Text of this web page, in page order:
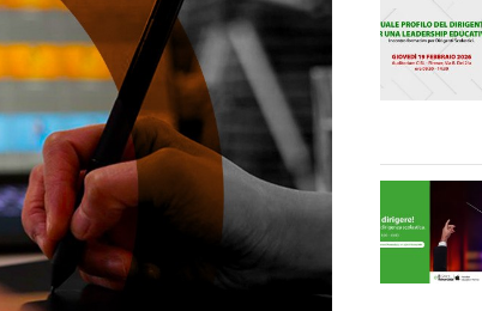
futuro
Creative Schools
Jamf Education